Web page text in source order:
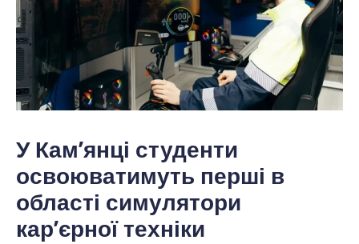
У Кам’янці студенти
освоюватимуть перші в
області симулятори
кар’єрної техніки